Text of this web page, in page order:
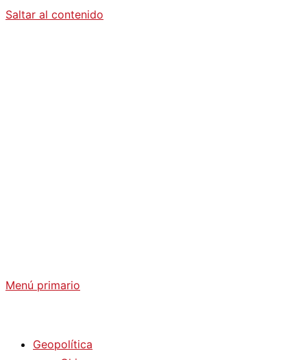
Saltar al contenido
Menú primario
Geopolítica